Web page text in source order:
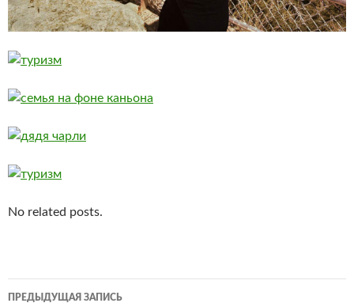
No related posts.
Навигация
ПРЕДЫДУЩАЯ ЗАПИСЬ